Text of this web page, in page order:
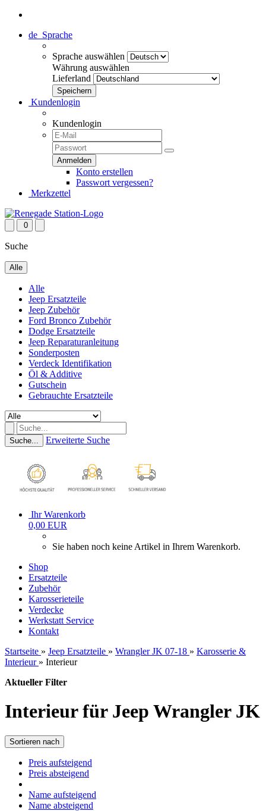
de Sprache
Sprache auswählen
Währung auswählen
Lieferland
Kundenlogin
Kundenlogin
Konto erstellen
Passwort vergessen?
Merkzettel
0
Suche
Alle
Alle
Jeep Ersatzteile
Jeep Zubehör
Ford Bronco Zubehör
Dodge Ersatzteile
Jeep Reparaturanleitung
Sonderposten
Verdeck Identifikation
Öl & Additive
Gutschein
Gebrauchte Ersatzteile
Suche... Erweiterte Suche
Ihr Warenkorb
0,00 EUR
Sie haben noch keine Artikel in Ihrem Warenkorb.
Shop
Ersatzteile
Zubehör
Karosserieteile
Verdecke
Werkstatt Service
Kontakt
Startseite » Jeep Ersatzteile » Wrangler JK 07-18 » Karosserie &
Interieur » Interieur
Aktueller Filter
Interieur für Jeep Wrangler JK
Sortieren nach
Preis aufsteigend
Preis absteigend
Name aufsteigend
Name absteigend